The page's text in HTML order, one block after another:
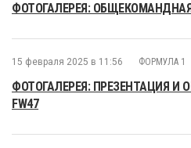
ФОТОГАЛЕРЕЯ: ОБЩЕКОМАНДНАЯ
15 февраля 2025 в 11:56 ФОРМУЛА 1
ФОТОГАЛЕРЕЯ: ПРЕЗЕНТАЦИЯ И
FW47